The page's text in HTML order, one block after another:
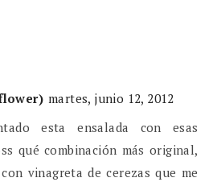
martes, junio 12, 2012
esta ensalada con esas
qué combinación más original,
vinagreta de cerezas que me